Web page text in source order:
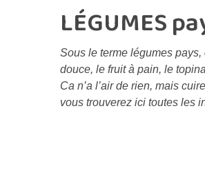
LÉGUMES
Sous le terme légumes
douce, le fruit à pain, le
Ca n’a l’air de rien, mais
vous trouverez ici toutes les